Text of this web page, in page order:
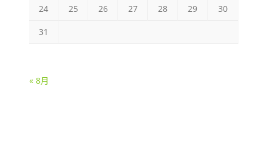
24 25 26 27 28 29 30
31
« 8月